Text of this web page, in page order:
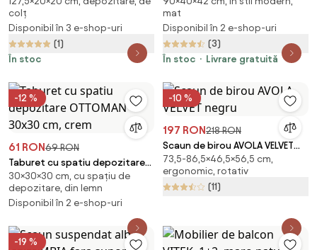
colț
Disponibil în 3 e-shop-uri
(1)
În stoc
mat
Disponibil în 2 e-shop-uri
(3)
În stoc
Livrare gratuită
-12 %
61 RON69 RON
Taburet cu spatiu depozitare
OTTOMAN 30x30 cm, crem
30×30×30 cm, cu spațiu de
depozitare, din lemn
Disponibil în 2 e-shop-uri
-10 %
197 RON218 RON
Scaun de birou AVOLA VELVET
negru
73,5-86,5×46,5×56,5 cm,
ergonomic, rotativ
(11)
-19 %